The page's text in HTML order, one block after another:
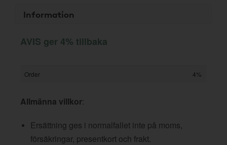
Information
AVIS ger 4% tillbaka
Order 4%
Allmänna villkor:
Ersättning ges i normalfallet inte på moms,
försäkringar, presentkort och frakt.